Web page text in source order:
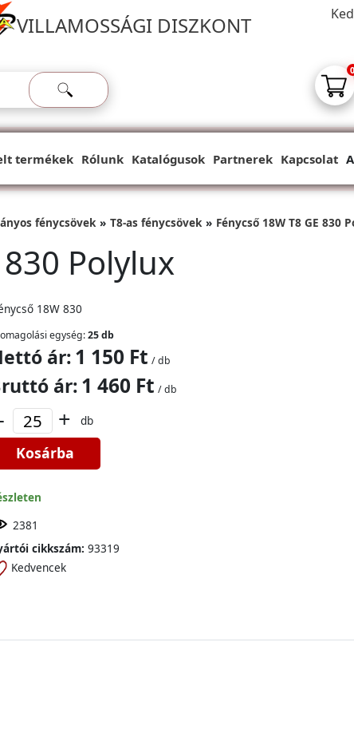
VILLAMOSSÁGI DISZKONT
0
termékek Rólunk Katalógusok Partnerek Kapcsolat
fénycsövek T8-as fénycsövek Fénycső 18W T8 GE 830
830 Polylux
18W 830
egység:25 db
ár:1 150 Ft / db
ár:1 460 Ft / db
+ db
Kosárba
2381
cikkszám: 93319
Kedvencek